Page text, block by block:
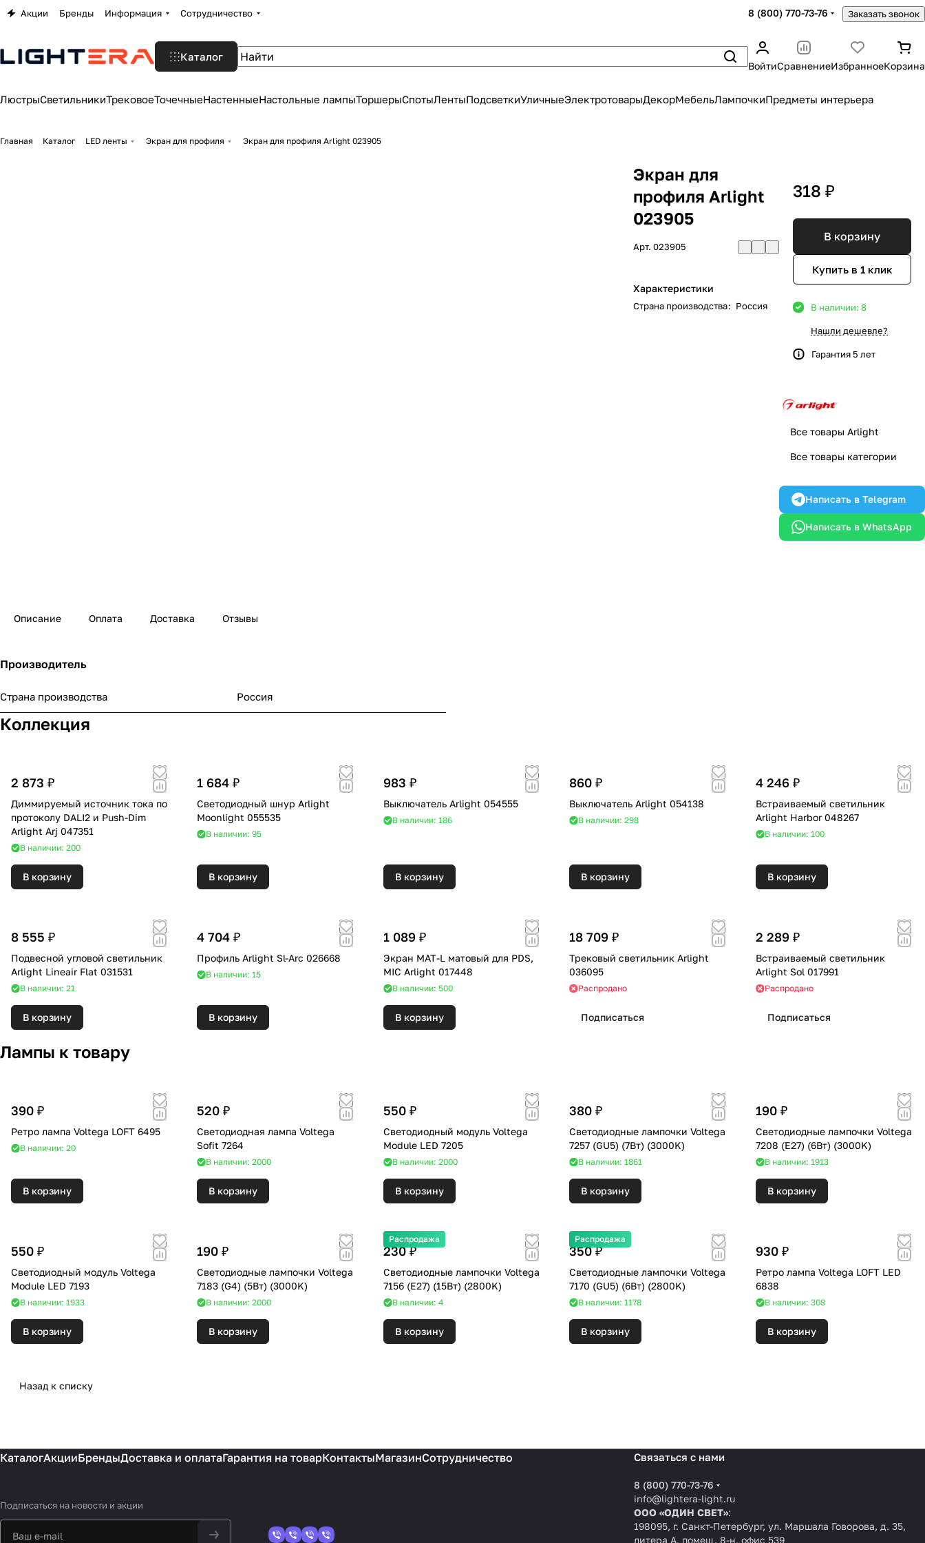
Акции Бренды Информация Сотрудничество 8 (800) 770-73-76 Заказать звонок
Каталог
ВойтиСравнениеИзбранноеКорзина
ЛюстрыСветильникиТрековоеТочечныеНастенныеНастольные лампыТоршерыСпотыЛентыПодсветкиУличныеЭлектротоварыДекорМебельЛампочкиПредметы интерьера
Главная Каталог LED ленты Экран для профиля Экран для профиля Arlight 023905
Экран для
профиля Arlight
023905
Арт. 023905
Характеристики
Страна производства: Россия
318 ₽
В корзину
Купить в 1 клик
В наличии: 8
Нашли дешевле?
Гарантия 5 лет
Все товары Arlight
Все товары категории
Написать в Telegram
Написать в WhatsApp
Описание Оплата Доставка Отзывы
Производитель
Страна производства Россия
Коллекция
2 873 ₽
Диммируемый источник тока по
протоколу DALI2 и Push-Dim
Arlight Arj 047351
В наличии: 200
В корзину
1 684 ₽
Светодиодный шнур Arlight
Moonlight 055535
В наличии: 95
В корзину
983 ₽
Выключатель Arlight 054555
В наличии: 186
В корзину
860 ₽
Выключатель Arlight 054138
В наличии: 298
В корзину
4 246 ₽
Встраиваемый светильник
Arlight Harbor 048267
В наличии: 100
В корзину
8 555 ₽
Подвесной угловой светильник
Arlight Lineair Flat 031531
В наличии: 21
В корзину
4 704 ₽
Профиль Arlight Sl-Arc 026668
В наличии: 15
В корзину
1 089 ₽
Экран MAT-L матовый для PDS,
MIC Arlight 017448
В наличии: 500
В корзину
18 709 ₽
Трековый светильник Arlight
036095
Распродано
Подписаться
2 289 ₽
Встраиваемый светильник
Arlight Sol 017991
Распродано
Подписаться
Лампы к товару
390 ₽
Ретро лампа Voltega LOFT 6495
В наличии: 20
В корзину
520 ₽
Светодиодная лампа Voltega
Sofit 7264
В наличии: 2000
В корзину
550 ₽
Светодиодный модуль Voltega
Module LED 7205
В наличии: 2000
В корзину
380 ₽
Светодиодные лампочки Voltega
7257 (GU5) (7Вт) (3000K)
В наличии: 1861
В корзину
190 ₽
Светодиодные лампочки Voltega
7208 (E27) (6Вт) (3000K)
В наличии: 1913
В корзину
550 ₽
Светодиодный модуль Voltega
Module LED 7193
В наличии: 1933
В корзину
190 ₽
Светодиодные лампочки Voltega
7183 (G4) (5Вт) (3000K)
В наличии: 2000
В корзину
Распродажа
230 ₽
Светодиодные лампочки Voltega
7156 (E27) (15Вт) (2800K)
В наличии: 4
В корзину
Распродажа
350 ₽
Светодиодные лампочки Voltega
7170 (GU5) (6Вт) (2800K)
В наличии: 1178
В корзину
930 ₽
Ретро лампа Voltega LOFT LED
6838
В наличии: 308
В корзину
Назад к списку
КаталогАкцииБрендыДоставка и оплатаГарантия на товарКонтактыМагазинСотрудничество
Подписаться на новости и акции
Связаться с нами
8 (800) 770-73-76
info@lightera-light.ru
ООО «ОДИН СВЕТ»:
198095, г. Санкт-Петербург, ул. Маршала Говорова, д. 35,
литера А, помещ. 8-н, офис 539